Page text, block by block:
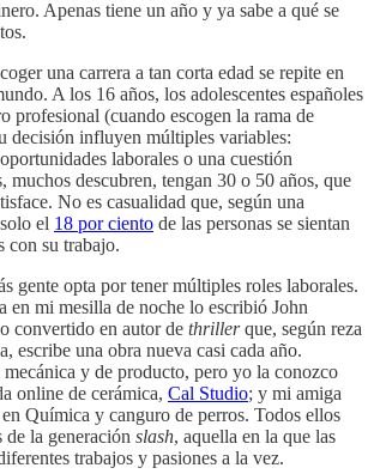
Apenas tiene un año y ya sabe a qué se
una carrera a tan corta edad se repite en
A los 16 años, los adolescentes españoles
profesional (cuando escogen la rama de
decisión influyen múltiples variables:
laborales o una cuestión
muchos descubren, tengan 30 o 50 años, que
No es casualidad que, según una
el 18 por ciento de las personas se sientan
con su trabajo.
gente opta por tener múltiples roles laborales.
en mi mesilla de noche lo escribió John
convertido en autor de thrillerque, según reza
escribe una obra nueva casi cada año.
y de producto, pero yo la conozco
online de cerámica, Cal Studio; y mi amiga
Química y canguro de perros. Todos ellos
de la generación slash, aquella en la que las
trabajos y pasiones a la vez.